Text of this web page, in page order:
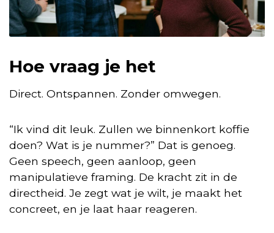
Hoe vraag je het
Direct. Ontspannen. Zonder omwegen.
“Ik vind dit leuk. Zullen we binnenkort koffie
doen? Wat is je nummer?” Dat is genoeg.
Geen speech, geen aanloop, geen
manipulatieve framing. De kracht zit in de
directheid. Je zegt wat je wilt, je maakt het
concreet, en je laat haar reageren.